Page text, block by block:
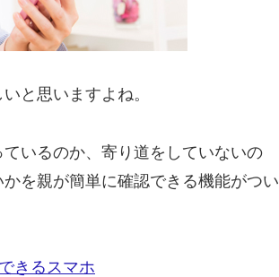
と思いますよね。
いるのか、寄り道をしていないの
を親が簡単に確認できる機能がつい
きるスマホ